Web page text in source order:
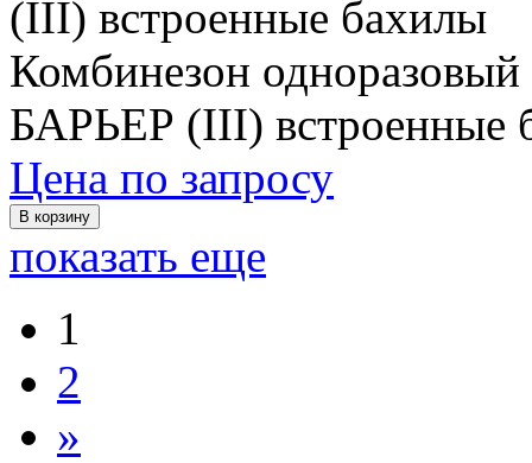
Комбинезон
БАРЬЕР (III) встроенные
Цена по запросу
В корзину
показать еще
1
2
»